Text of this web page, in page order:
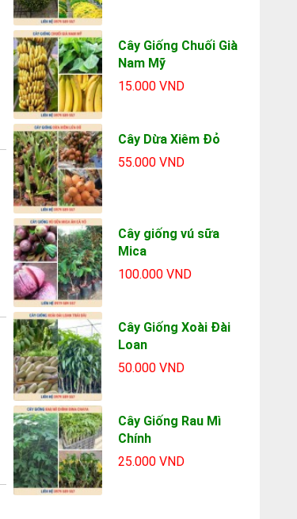
Cây Giống Chuối Già
Nam Mỹ
15.000 VND
Cây Dừa Xiêm Đỏ
55.000 VND
Cây giống vú sữa
Mica
100.000 VND
Cây Giống Xoài Đài
Loan
50.000 VND
Cây Giống Rau Mì
Chính
25.000 VND